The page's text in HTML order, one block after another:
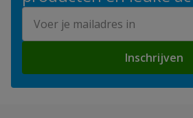
Inschrijven